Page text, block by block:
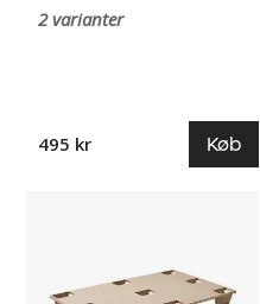
2 varianter
495 kr Køb